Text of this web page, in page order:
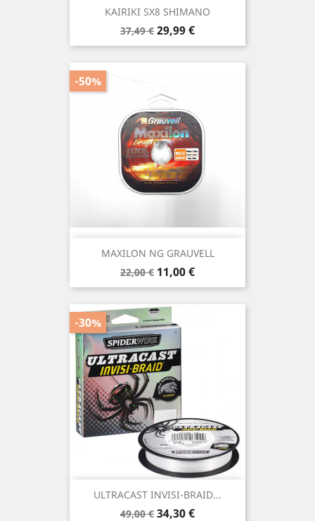
KAIRIKI SX8 SHIMANO
Precio
base
37,49 € Precio
29,99 €
MAXILON NG GRAUVELL
Precio
base
22,00 € Precio
11,00 €
-50%
ULTRACAST INVISI-BRAID...
Precio
49,00 € Precio
34,30 €
-30%